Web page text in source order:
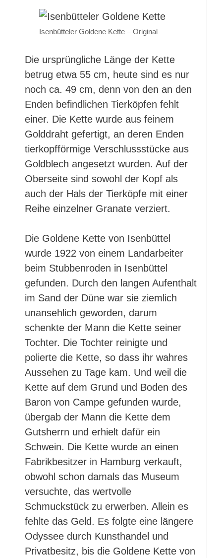
Isenbütteler Goldene Kette – Original
Die ursprüngliche Länge der Kette
betrug etwa 55 cm, heute sind es nur
noch ca. 49 cm, denn von den an den
Enden befindlichen Tierköpfen fehlt
einer. Die Kette wurde aus feinem
Golddraht gefertigt, an deren Enden
tierkopfförmige Verschlussstücke aus
Goldblech angesetzt wurden. Auf der
Oberseite sind sowohl der Kopf als
auch der Hals der Tierköpfe mit einer
Reihe einzelner Granate verziert.
Die Goldene Kette von Isenbüttel
wurde 1922 von einem Landarbeiter
beim Stubbenroden in Isenbüttel
gefunden. Durch den langen Aufenthalt
im Sand der Düne war sie ziemlich
unansehlich geworden, darum
schenkte der Mann die Kette seiner
Tochter. Die Tochter reinigte und
polierte die Kette, so dass ihr wahres
Aussehen zu Tage kam. Und weil die
Kette auf dem Grund und Boden des
Baron von Campe gefunden wurde,
übergab der Mann die Kette dem
Gutsherrn und erhielt dafür ein
Schwein. Die Kette wurde an einen
Fabrikbesitzer in Hamburg verkauft,
obwohl schon damals das Museum
versuchte, das wertvolle
Schmuckstück zu erwerben. Allein es
fehlte das Geld. Es folgte eine längere
Odyssee durch Kunsthandel und
Privatbesitz, bis die Goldene Kette von